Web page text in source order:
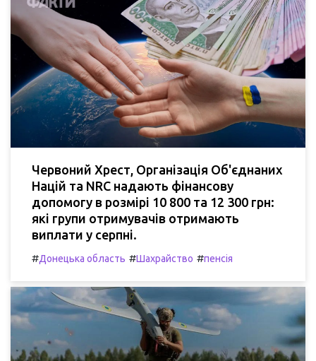
Червоний Хрест, Організація Об'єднаних
Націй та NRC надають фінансову
допомогу в розмірі 10 800 та 12 300 грн:
які групи отримувачів отримають
виплати у серпні.
#Донецька область #Шахрайство #пенсія